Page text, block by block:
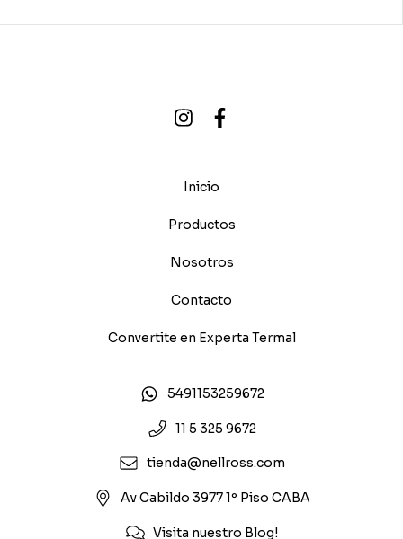
Inicio
Productos
Nosotros
Contacto
Convertite en Experta Termal
5491153259672
11 5 325 9672
tienda@nellross.com
Av Cabildo 3977 1º Piso CABA
Visita nuestro Blog!